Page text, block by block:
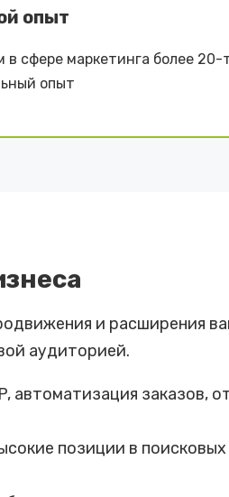
опыт
в сфере маркетинга более
опыт
и расширения
аудиторией.
автоматизация заказов,
позиции в